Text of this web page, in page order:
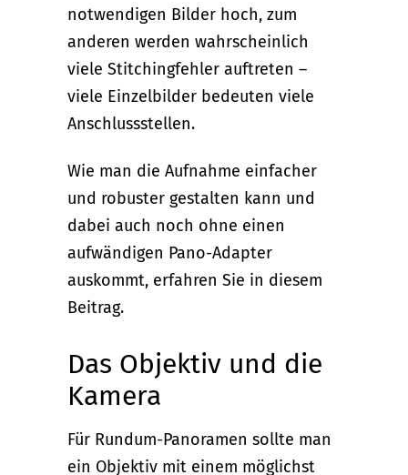
notwendigen Bilder hoch, zum
anderen werden wahrscheinlich
viele Stitchingfehler auftreten –
viele Einzelbilder bedeuten viele
Anschlussstellen.
Wie man die Aufnahme einfacher
und robuster gestalten kann und
dabei auch noch ohne einen
aufwändigen Pano-Adapter
auskommt, erfahren Sie in diesem
Beitrag.
Das Objektiv und die
Kamera
Für Rundum-Panoramen sollte man
ein Objektiv mit einem möglichst